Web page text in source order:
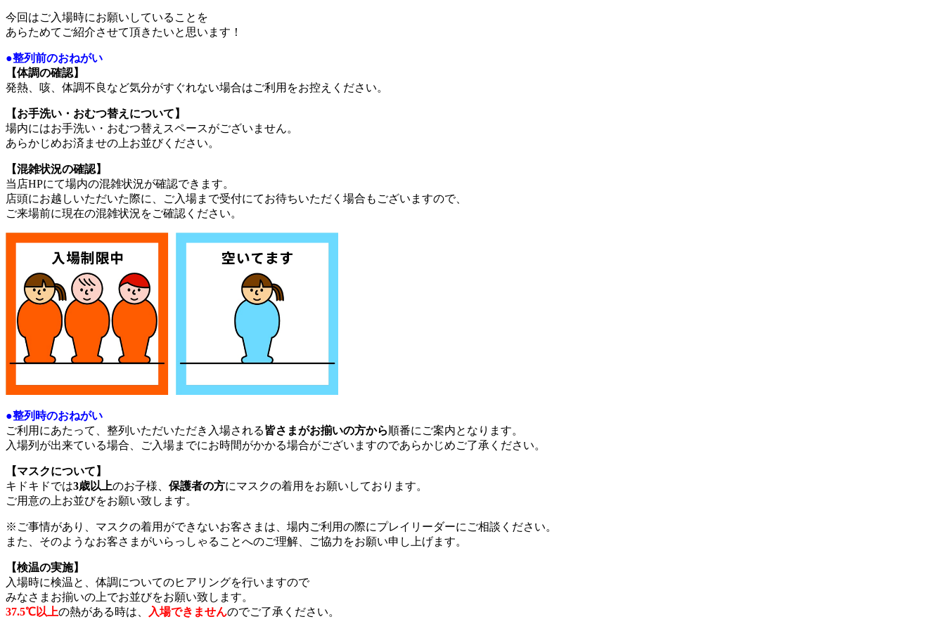
今回はご入場時にお願いしていることを
あらためてご紹介させて頂きたいと思います！
●整列前のおねがい
【体調の確認】
発熱、咳、体調不良など気分がすぐれない場合はご利用をお控えください。
【お手洗い・おむつ替えについて】
場内にはお手洗い・おむつ替えスペースがございません。
あらかじめお済ませの上お並びください。
【混雑状況の確認】
当店HPにて場内の混雑状況が確認できます。
店頭にお越しいただいた際に、ご入場まで受付にてお待ちいただく場合もございますので、
ご来場前に現在の混雑状況をご確認ください。
●整列時のおねがい
ご利用にあたって、整列いただいただき入場される皆さまがお揃いの方から順番にご案内となります。
入場列が出来ている場合、ご入場までにお時間がかかる場合がございますのであらかじめご了承ください。
【マスクについて】
キドキドでは3歳以上のお子様、 保護者の方にマスクの着用をお願いしております。
ご用意の上お並びをお願い致します。
※ご事情があり、マスクの着用ができないお客さまは、場内ご利用の際にプレイリーダーにご相談ください。
また、そのようなお客さまがいらっしゃることへのご理解、ご協力をお願い申し上げます。
【検温の実施】
入場時に検温と、体調についてのヒアリングを行いますので
みなさまお揃いの上でお並びをお願い致します。
37.5℃以上の熱がある時は、 入場できませんのでご了承ください。